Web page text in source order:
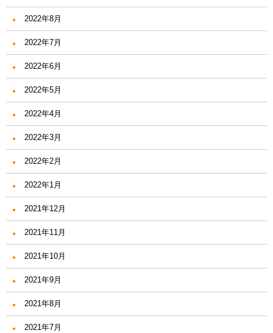
2022年8月
2022年7月
2022年6月
2022年5月
2022年4月
2022年3月
2022年2月
2022年1月
2021年12月
2021年11月
2021年10月
2021年9月
2021年8月
2021年7月